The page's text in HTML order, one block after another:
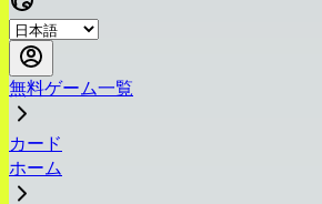
無料ゲーム一覧
カード
ホーム